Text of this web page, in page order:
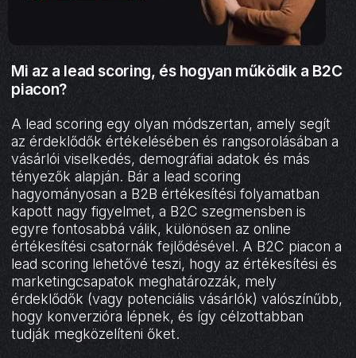
Mi az a lead scoring, és hogyan működik a B2C
piacon?
A lead scoring egy olyan módszertan, amely segít
az érdeklődők értékelésében és rangsorolásában a
vásárlói viselkedés, demográfiai adatok és más
tényezők alapján. Bár a lead scoring
hagyományosan a B2B értékesítési folyamatban
kapott nagy figyelmet, a B2C szegmensben is
egyre fontosabbá válik, különösen az online
értékesítési csatornák fejlődésével. A B2C piacon a
lead scoring lehetővé teszi, hogy az értékesítési és
marketingcsapatok meghatározzák, mely
érdeklődők (vagy potenciális vásárlók) valószínűbb,
hogy konverzióra lépnek, és így célzottabban
tudják megközelíteni őket.